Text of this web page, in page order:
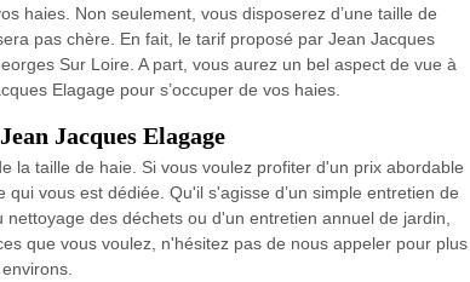
haies. Non seulement, vous disposerez d’une taille de
pas chère. En fait, le tarif proposé par Jean Jacques
Sur Loire. A part, vous aurez un bel aspect de vue à
Elagage pour s’occuper de vos haies.
Jacques Elagage
la taille de haie. Si vous voulez profiter d'un prix abordable
qui vous est dédiée. Qu'il s'agisse d’un simple entretien de
nettoyage des déchets ou d'un entretien annuel de jardin,
que vous voulez, n'hésitez pas de nous appeler pour plus